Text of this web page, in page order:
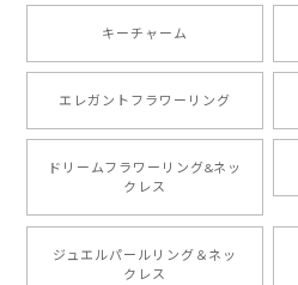
キーチャーム
エレガントフラワーリング
ドリームフラワーリング&ネッ
クレス
ジュエルパールリング＆ネッ
クレス